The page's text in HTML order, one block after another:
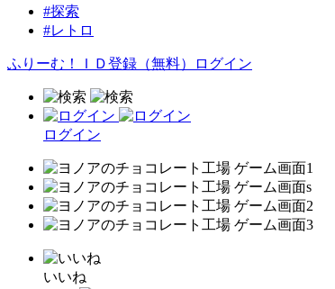
#探索
#レトロ
ふりーむ！ＩＤ登録（無料） ログイン
ログイン
いいね